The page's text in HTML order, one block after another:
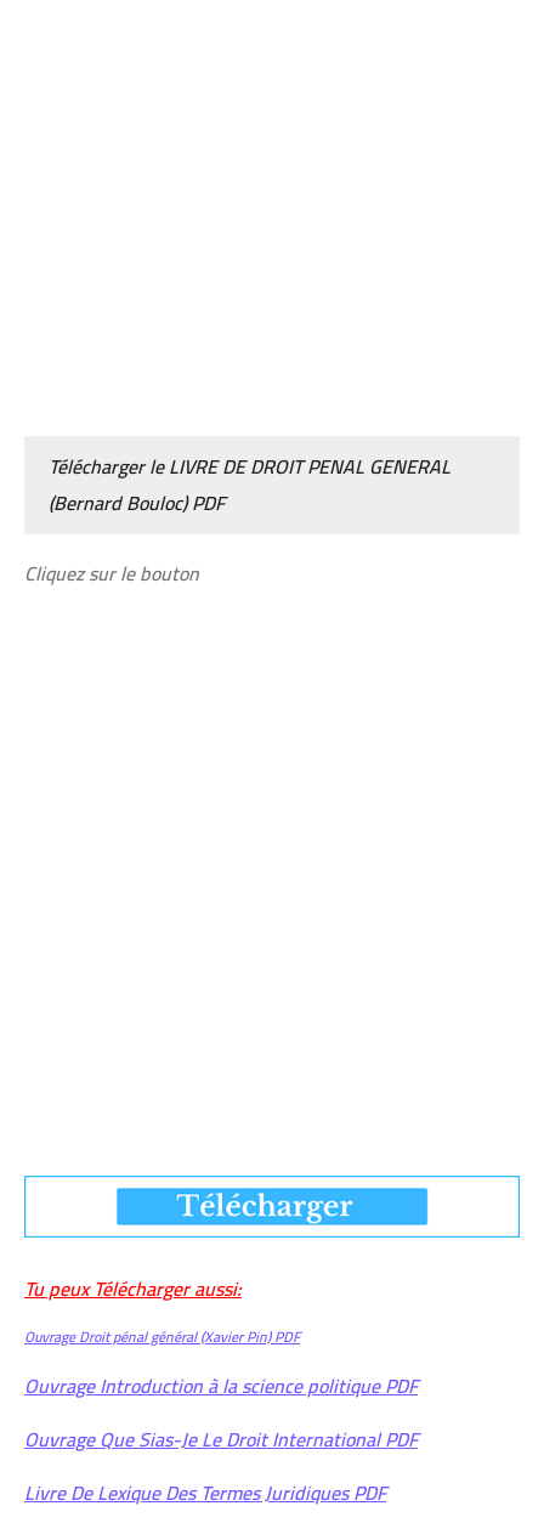
Télécharger leLIVRE DE DROIT PENAL GENERAL
(Bernard Bouloc) PDF
Cliquez sur le bouton
Tu peux Télécharger aussi:
Ouvrage Droit pénal général (Xavier Pin) PDF
Ouvrage Introduction à la science politique PDF
Ouvrage Que Sias-Je Le Droit International PDF
Livre De Lexique Des Termes Juridiques PDF